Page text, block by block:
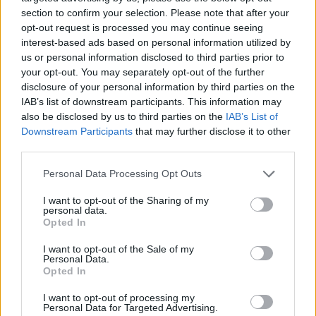
section to confirm your selection. Please note that after your
opt-out request is processed you may continue seeing
interest-based ads based on personal information utilized by
us or personal information disclosed to third parties prior to
your opt-out. You may separately opt-out of the further
disclosure of your personal information by third parties on the
IAB’s list of downstream participants. This information may
also be disclosed by us to third parties on the IAB’s List of
Downstream Participants that may further disclose it to other
Personal Data Processing Opt Outs
I want to opt-out of the Sharing of my
personal data.
Opted In
I want to opt-out of the Sale of my
Personal Data.
Opted In
I want to opt-out of processing my
Personal Data for Targeted Advertising.
uvedeno dokonce číslo 992 Kč/MWh.
(5) Radko Pavlovec a kol., Zpráva o exportu společnosti ČEZ
a.s. - Podezření z cenového dumpingu, květen 2000.
http://www.temelin.cz/dumping/
Fotografie a video ve formátu Mini DV na požádání v
kanceláři Greenpeace
reklama
Tento článek patří do kategorie |
Česká republika,ČR - Jihočeský kraj